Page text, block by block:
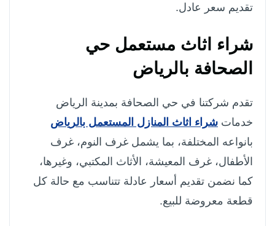
تقديم سعر عادل.
شراء اثاث مستعمل حي
الصحافة بالرياض
تقدم شركتنا في حي الصحافة بمدينة الرياض
خدمات شراء اثاث المنازل المستعمل بالرياض
بانواعه المختلفة، بما يشمل غرف النوم، غرف
الأطفال، غرف المعيشة، الأثاث المكتبي، وغيرها،
كما نضمن تقديم أسعار عادلة تتناسب مع حالة كل
قطعة معروضة للبيع.